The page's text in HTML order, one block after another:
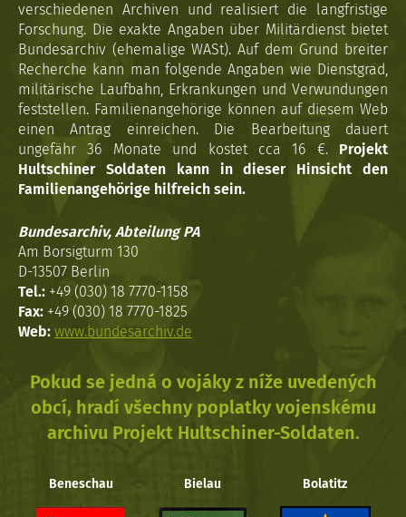
verschiedenen Archiven und realisiert die langfristige
Forschung. Die exakte Angaben über Militärdienst bietet
Bundesarchiv (ehemalige WASt). Auf dem Grund breiter
Recherche kann man folgende Angaben wie Dienstgrad,
militärische Laufbahn, Erkrankungen und Verwundungen
feststellen. Familienangehörige können auf diesem Web
einen Antrag einreichen. Die Bearbeitung dauert
ungefähr 36 Monate und kostet cca 16 €. Projekt
Hultschiner Soldaten kann in dieser Hinsicht den
Familienangehörige hilfreich sein.
Bundesarchiv, Abteilung PA
Am Borsigturm 130
D-13507 Berlin
Tel.: +49 (030) 18 7770-1158
Fax: +49 (030) 18 7770-1825
Web: www.bundesarchiv.de
Pokud se jedná o vojáky z níže uvedených
obcí, hradí všechny poplatky vojenskému
archivu Projekt Hultschiner-Soldaten.
Beneschau Bielau Bolatitz